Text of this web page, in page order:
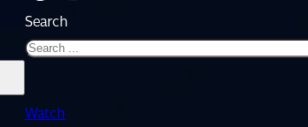
Search
Watch